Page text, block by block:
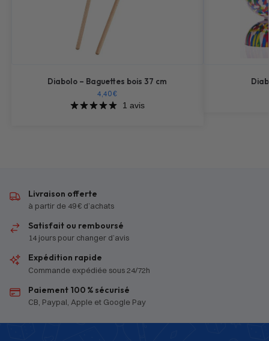
Diabolo – Baguettes bois 37 cm
4,40€
1 avis
Livraison offerte
à partir de 49 € d’achats
Satisfait ou remboursé
14 jours pour changer d’avis
Expédition rapide
Commande expédiée sous 24/72h
Paiement 100 % sécurisé
CB, Paypal, Apple et Google Pay